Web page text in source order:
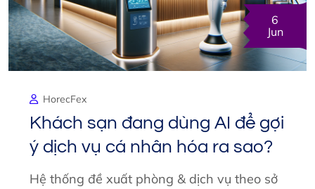
6
Jun
HorecFex
Khách sạn đang dùng AI để gợi
ý dịch vụ cá nhân hóa ra sao?
Hệ thống đề xuất phòng & dịch vụ theo sở